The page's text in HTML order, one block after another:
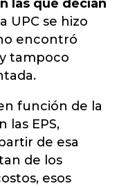
las que decían
UPC se hizo
encontró
tampoco
función de la
EPS,
de esa
de los
esos